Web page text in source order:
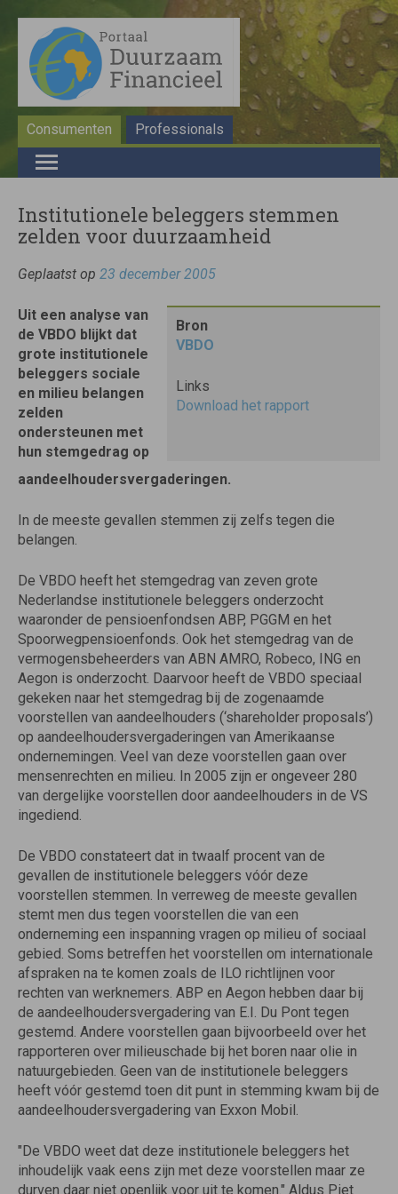
Consumenten Professionals
Institutionele beleggers stemmen
zelden voor duurzaamheid
Geplaatst op 23 december 2005
Bron
VBDO
Links
Download het rapport
Uit een analyse van
de VBDO blijkt dat
grote institutionele
beleggers sociale
en milieu belangen
zelden
ondersteunen met
hun stemgedrag op
aandeelhoudersvergaderingen.
In de meeste gevallen stemmen zij zelfs tegen die
belangen.
De VBDO heeft het stemgedrag van zeven grote
Nederlandse institutionele beleggers onderzocht
waaronder de pensioenfondsen ABP, PGGM en het
Spoorwegpensioenfonds. Ook het stemgedrag van de
vermogensbeheerders van ABN AMRO, Robeco, ING en
Aegon is onderzocht. Daarvoor heeft de VBDO speciaal
gekeken naar het stemgedrag bij de zogenaamde
voorstellen van aandeelhouders (‘shareholder proposals’)
op aandeelhoudersvergaderingen van Amerikaanse
ondernemingen. Veel van deze voorstellen gaan over
mensenrechten en milieu. In 2005 zijn er ongeveer 280
van dergelijke voorstellen door aandeelhouders in de VS
ingediend.
De VBDO constateert dat in twaalf procent van de
gevallen de institutionele beleggers vóór deze
voorstellen stemmen. In verreweg de meeste gevallen
stemt men dus tegen voorstellen die van een
onderneming een inspanning vragen op milieu of sociaal
gebied. Soms betreffen het voorstellen om internationale
afspraken na te komen zoals de ILO richtlijnen voor
rechten van werknemers. ABP en Aegon hebben daar bij
de aandeelhoudersvergadering van E.I. Du Pont tegen
gestemd. Andere voorstellen gaan bijvoorbeeld over het
rapporteren over milieuschade bij het boren naar olie in
natuurgebieden. Geen van de institutionele beleggers
heeft vóór gestemd toen dit punt in stemming kwam bij de
aandeelhoudersvergadering van Exxon Mobil.
"De VBDO weet dat deze institutionele beleggers het
inhoudelijk vaak eens zijn met deze voorstellen maar ze
durven daar niet openlijk voor uit te komen." Aldus Piet